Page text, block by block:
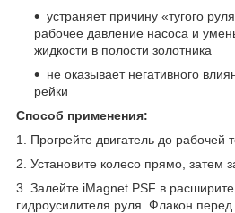
устраняет причину «тугого
рабочее давление насоса и
жидкости в полости золотника
не оказывает негативного
рейки
Способ применения:
1. Прогрейте двигатель до рабочей
2. Установите колесо прямо, затем
3. Залейте iMagnet PSF в
гидроусилителя руля. Флакон